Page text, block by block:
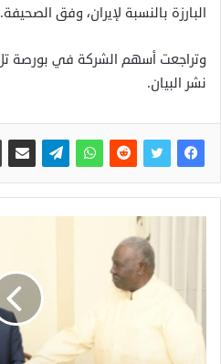
البارزة بالنسبة لإيران، وفق الصحيفة.
نشر البيان.